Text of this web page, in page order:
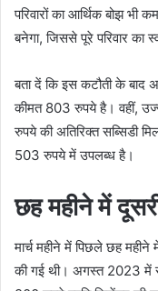
परिवारों का आर्थिक बोझ भी
बनेगा, जिससे पूरे परिवार का
बता दें कि इस कटौती के बाद
कीमत 803 रुपये है। वहीं,
रुपये की अतिरिक्त सब्सिडी
503 रुपये में उपलब्ध है।
छह महीने में
मार्च महीने में पिछले छह महीने
की गई थी। अगस्त 2023 में